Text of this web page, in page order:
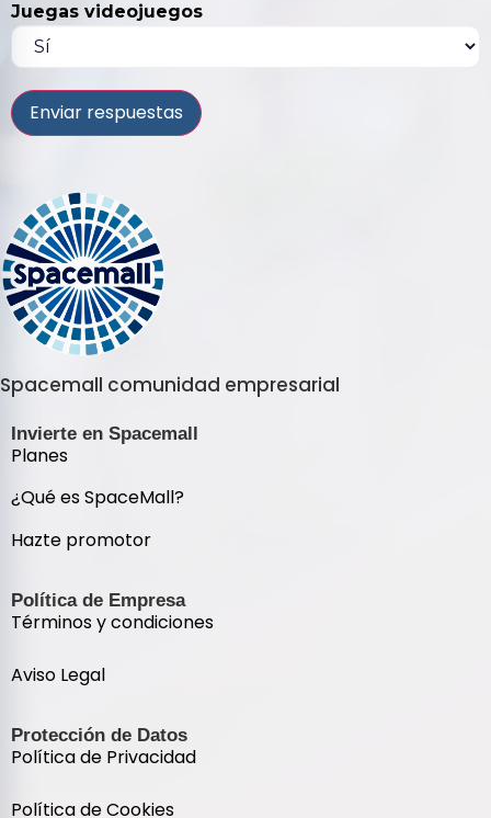
Juegas videojuegos
Enviar respuestas
Spacemall comunidad empresarial
Invierte en Spacemall
Planes
¿Qué es SpaceMall?
Hazte promotor
Política de Empresa
Términos y condiciones
Aviso Legal
Protección de Datos
Política de Privacidad
Política de Cookies